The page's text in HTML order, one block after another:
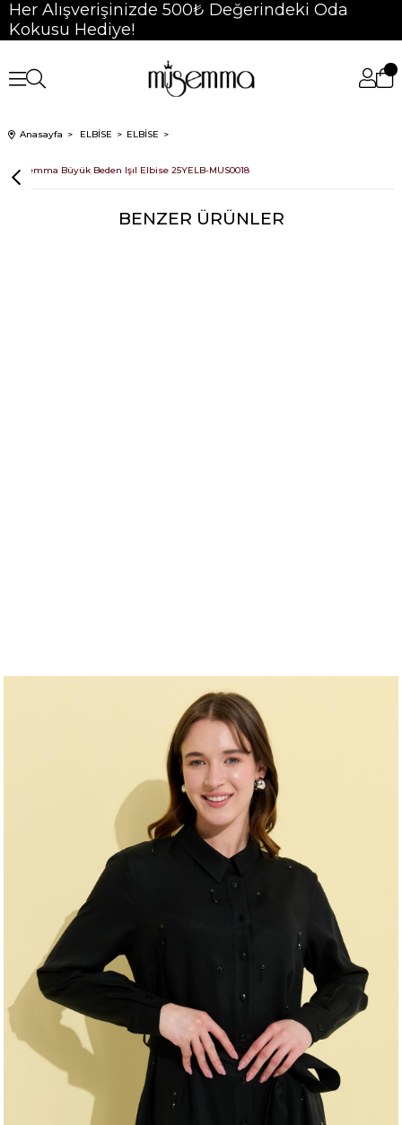
Her Alışverişinizde 500₺ Değerindeki Oda
Kokusu Hediye!
Anasayfa ELBİSE ELBİSE
Müsemma Büyük Beden Işıl Elbise 25YELB-MUS0018
BENZER ÜRÜNLER